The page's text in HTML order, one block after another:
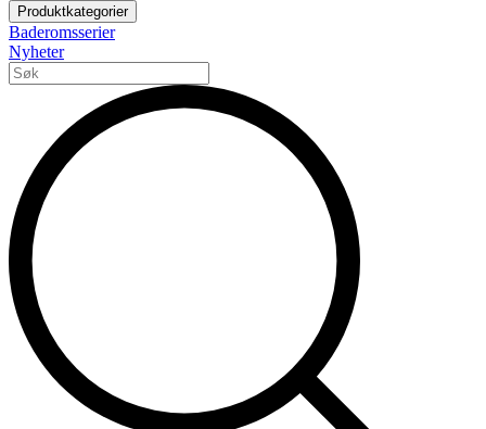
Produktkategorier
Baderomsserier
Nyheter